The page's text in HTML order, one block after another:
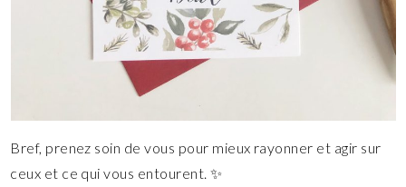
Bref, prenez soin de vous pour mieux rayonner et agir sur
ceux et ce qui vous entourent. ✨